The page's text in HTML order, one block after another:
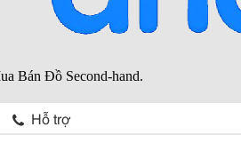
Hỗ trợ